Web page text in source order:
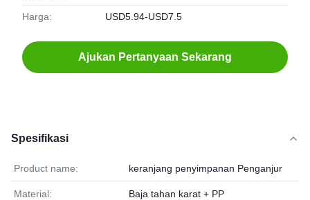
Harga: USD5.94-USD7.5
Ajukan Pertanyaan Sekarang
Spesifikasi
Product name: keranjang penyimpanan Penganjur
Material: Baja tahan karat + PP